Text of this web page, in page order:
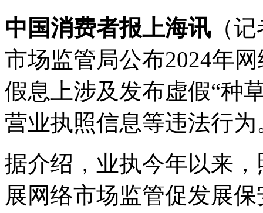
中国消费者报上海讯 （
市场监管局公布2024年
假息上涉及发布虚假“种
营业执照信息等违法行为
据介绍，业执今年以来
展网络市场监管促发展